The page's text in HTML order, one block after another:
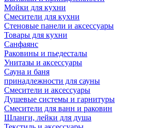
Мойки для кухни
Смесители для кухни
Стеновые панели и аксессуары
Товары для кухни
Санфаянс
Раковины и пьедесталы
Унитазы и аксессуары
Сауна и баня
принадлежности для сауны
Смесители и аксессуары
Душевые системы и гарнитуры
Смесители для ванн и раковин
Шланги, лейки для душа